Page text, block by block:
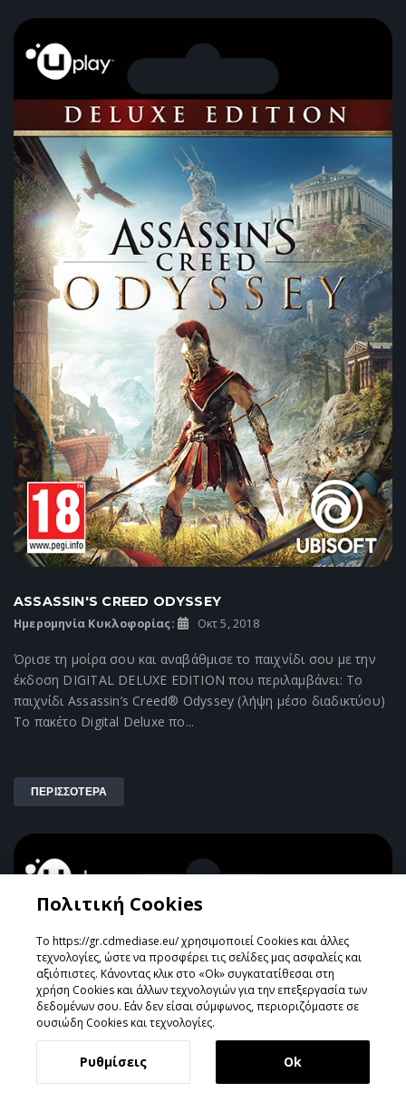
ASSASSIN'S CREED ODYSSEY
Ημερομηνία Κυκλοφορίας: Οκτ 5, 2018
Όρισε τη μοίρα σου και αναβάθμισε το παιχνίδι σου με την
έκδοση DIGITAL DELUXE EDITION που περιλαμβάνει: Το
παιχνίδι Assassin’s Creed® Odyssey (λήψη μέσο διαδικτύου)
Το πακέτο Digital Deluxe πο...
ΠΕΡΙΣΣΟΤΕΡΑ
Πολιτική Cookies
Το https://gr.cdmediase.eu/ χρησιμοποιεί Cookies και άλλες
τεχνολογίες, ώστε να προσφέρει τις σελίδες μας ασφαλείς και
αξιόπιστες. Κάνοντας κλικ στο «Ok» συγκατατίθεσαι στη
χρήση Cookies και άλλων τεχνολογιών για την επεξεργασία των
δεδομένων σου. Εάν δεν είσαι σύμφωνος, περιοριζόμαστε σε
ουσιώδη Cookies και τεχνολογίες.
Ρυθμίσεις Ok